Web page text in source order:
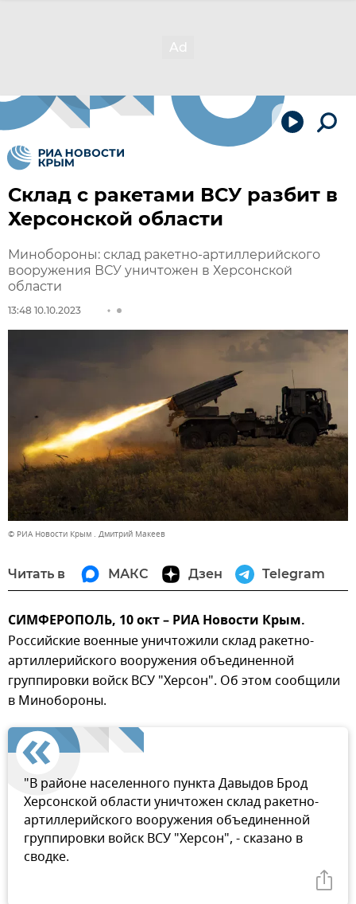
Склад с ракетами ВСУ разбит в
Херсонской области
Минобороны: склад ракетно-артиллерийского
вооружения ВСУ уничтожен в Херсонской
области
13:48 10.10.2023
© РИА Новости Крым . Дмитрий Макеев
Читать в МАКС Дзен Telegram
СИМФЕРОПОЛЬ, 10 окт – РИА Новости Крым.
Российские военные уничтожили склад ракетно-
артиллерийского вооружения объединенной
группировки войск ВСУ "Херсон". Об этом сообщили
в Минобороны.
"В районе населенного пункта Давыдов Брод
Херсонской области уничтожен склад ракетно-
артиллерийского вооружения объединенной
группировки войск ВСУ "Херсон", - сказано в
сводке.